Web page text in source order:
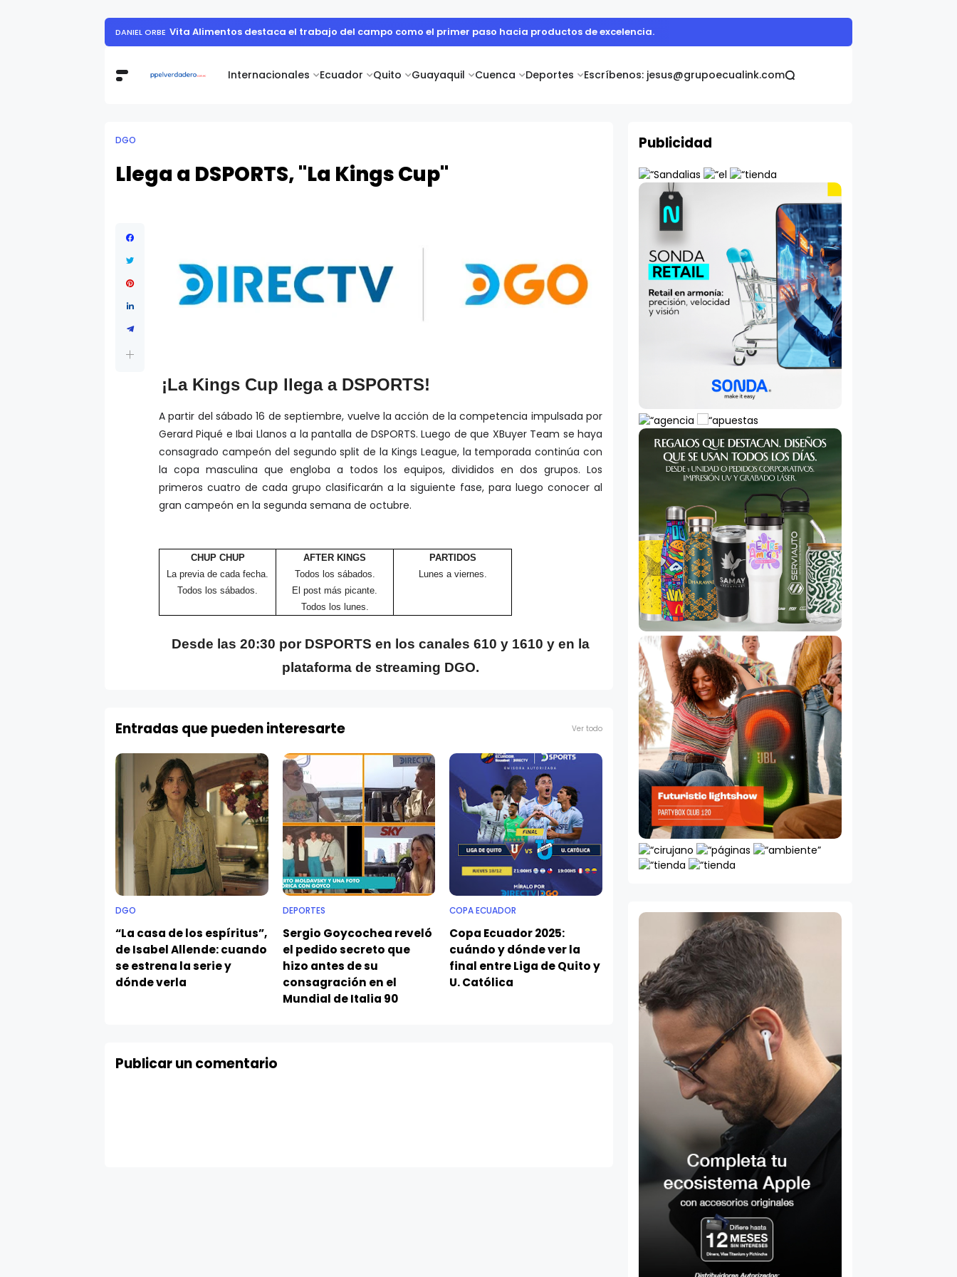
Internacionales Ecuador Quito Guayaquil Cuenca Deportes Escríbenos: jesus@grupoecualink.com
DANIEL ORBE Vita Alimentos destaca el trabajo del campo como el primer paso hacia productos de excelencia.
DGO
Llega a DSPORTS, "La Kings Cup"
¡La Kings Cup llega a DSPORTS!
A partir del sábado 16 de septiembre, vuelve la acción de la competencia impulsada por
Gerard Piqué e Ibai Llanos a la pantalla de DSPORTS. Luego de que XBuyer Team se haya
consagrado campeón del segundo split de la Kings League, la temporada continúa con
la copa masculina que engloba a todos los equipos, divididos en dos grupos. Los
primeros cuatro de cada grupo clasificarán a la siguiente fase, para luego conocer al
gran campeón en la segunda semana de octubre.
CHUP CHUP
La previa de cada fecha.
Todos los sábados.
AFTER KINGS
Todos los sábados.
El post más picante.
Todos los lunes.
PARTIDOS
Lunes a viernes.
Desde las 20:30 por DSPORTS en los canales 610 y 1610 y en la
plataforma de streaming DGO.
Entradas que pueden interesarte Ver todo
DGO
“La casa de los espíritus”,
de Isabel Allende: cuando
se estrena la serie y
dónde verla
DEPORTES
Sergio Goycochea reveló
el pedido secreto que
hizo antes de su
consagración en el
Mundial de Italia 90
COPA ECUADOR
Copa Ecuador 2025:
cuándo y dónde ver la
final entre Liga de Quito y
U. Católica
Publicar un comentario
Publicidad